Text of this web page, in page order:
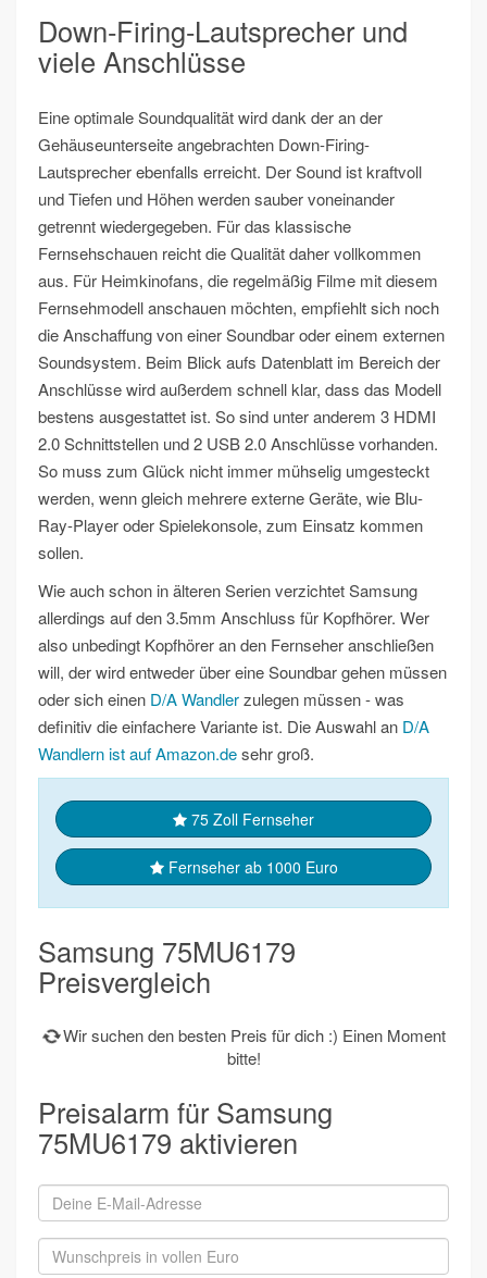
Down-Firing-Lautsprecher und
viele Anschlüsse
Eine optimale Soundqualität wird dank der an der
Gehäuseunterseite angebrachten Down-Firing-
Lautsprecher ebenfalls erreicht. Der Sound ist kraftvoll
und Tiefen und Höhen werden sauber voneinander
getrennt wiedergegeben. Für das klassische
Fernsehschauen reicht die Qualität daher vollkommen
aus. Für Heimkinofans, die regelmäßig Filme mit diesem
Fernsehmodell anschauen möchten, empfiehlt sich noch
die Anschaffung von einer Soundbar oder einem externen
Soundsystem. Beim Blick aufs Datenblatt im Bereich der
Anschlüsse wird außerdem schnell klar, dass das Modell
bestens ausgestattet ist. So sind unter anderem 3 HDMI
2.0 Schnittstellen und 2 USB 2.0 Anschlüsse vorhanden.
So muss zum Glück nicht immer mühselig umgesteckt
werden, wenn gleich mehrere externe Geräte, wie Blu-
Ray-Player oder Spielekonsole, zum Einsatz kommen
sollen.
Wie auch schon in älteren Serien verzichtet Samsung
allerdings auf den 3.5mm Anschluss für Kopfhörer. Wer
also unbedingt Kopfhörer an den Fernseher anschließen
will, der wird entweder über eine Soundbar gehen müssen
oder sich einen D/A Wandlerzulegen müssen - was
definitiv die einfachere Variante ist. Die Auswahl an D/A
Wandlern ist auf Amazon.desehr groß.
75 Zoll Fernseher
Fernseher ab 1000 Euro
Samsung 75MU6179
Preisvergleich
Wir suchen den besten Preis für dich :) Einen Moment
bitte!
Preisalarm für Samsung
75MU6179 aktivieren